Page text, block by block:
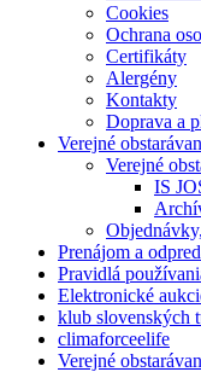
Cookies
Ochrana
Certifikáty
Alergény
Kontakty
Doprava a
Verejné
Verejné
IS
Prenájom a
Pravidlá
Elektronické
klub slovenských
climaforceelife
Verejné